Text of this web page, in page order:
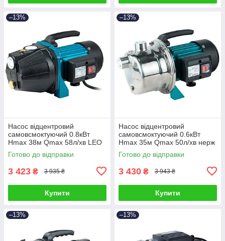
–13%
Насос відцентровий
самовсмоктуючий 0.8кВт
Hmax 38м Qmax 58л/хв LEO
EKJ-802I (775346)
Готово до відправки
3 423 ₴ 3 935 ₴
Купити
–13%
Насос відцентровий
самовсмоктуючий 0.6кВт
Hmax 35м Qmax 50л/хв нерж
LEO EKJ-602S (775311)
Готово до відправки
3 430 ₴ 3 943 ₴
Купити
–13% –13%